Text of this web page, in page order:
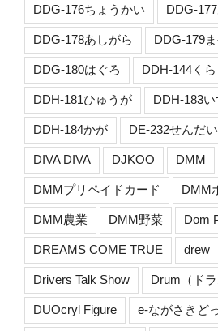
DDG-176ちょうかい DDG-
DDG-178あしがら DDG-179
DDG-180はぐろ DDH-144くら
DDH-181ひゅうが DDH-183い
DDH-184かが DE-232せんだい
DIVA DIVA DJKOO DMM
DMMプリペイドカード DMM
DMM農業 DMM野菜 Dom
DREAMS COME TRUE drew
Drivers Talk Show Drum（ドラ
DUOcryl Figure e-ながさきど